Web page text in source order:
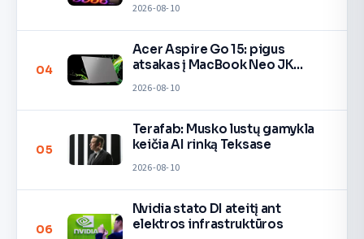
2026-08-10
04
Acer Aspire Go 15: pigus
atsakas į MacBook Neo JK
2026-08-10
05
Terafab: Musko lustų gamykla
keičia AI rinką Teksase
2026-08-10
06
Nvidia stato DI ateitį ant
elektros infrastruktūros